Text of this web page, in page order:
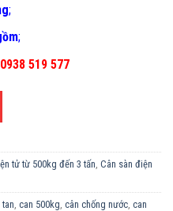
;
;
519 577
1X1M số lượng
tử từ 500kg đến 3 tấn Cân sàn điện
can 500kg cân chống nước can